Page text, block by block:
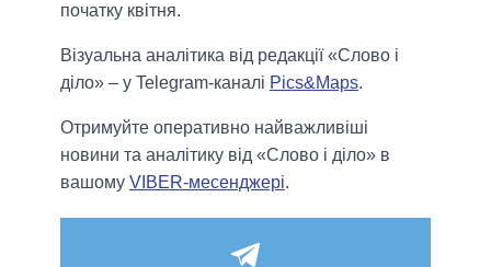
початку квітня.
Візуальна аналітика від редакції «Слово і
діло» – у Telegram-каналі Pics&Maps.
Отримуйте оперативно найважливіші
новини та аналітику від «Слово і діло» в
вашому VIBER-месенджері.